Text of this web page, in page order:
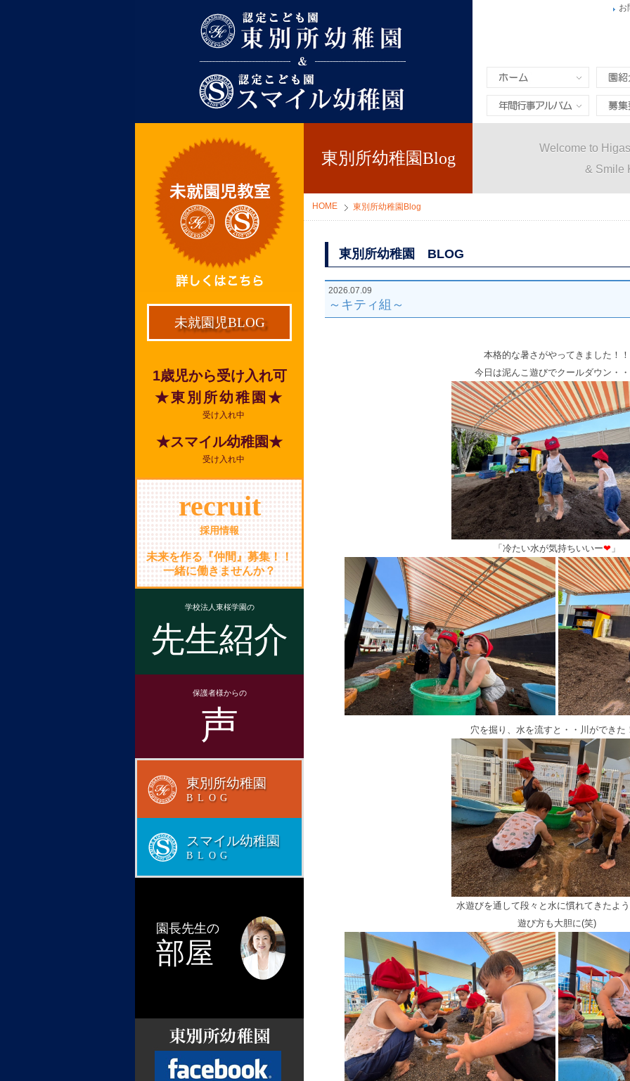
お
園紹介
年間行事&アルバム 募集要
東別所幼稚園Blog
Welcome to
& Smile
HOME 東別所幼稚園Blog
東別所幼稚園 BLOG
2026.07.09
～キティ組～
本格的な暑さがやってきました！！
今日は泥んこ遊びでクールダウン・
「冷たい水が気持ちいいー❤ 」
穴を掘り、水を流すと・・川ができた
水遊びを通して段々と水に慣れてきたよ
遊び方も大胆に(笑)
未就園児BLOG
1歳児から受け入れ可
★東別所幼稚園★
受け入れ中
★スマイル幼稚園★
受け入れ中
recruit
採用情報
未来を作る『仲間』募集！！
一緒に働きませんか？
学校法人東桜学園の
先生紹介
保護者様からの
声
東別所幼稚園
BLOG
スマイル幼稚園
BLOG
園長先生の
部屋